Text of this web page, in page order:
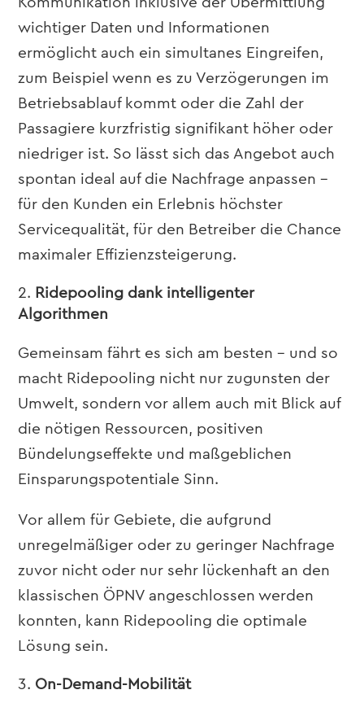
wichtiger Daten und Informationen
ermöglicht auch ein simultanes Eingreifen,
zum Beispiel wenn es zu Verzögerungen im
Betriebsablauf kommt oder die Zahl der
Passagiere kurzfristig signifikant höher oder
niedriger ist. So lässt sich das Angebot auch
spontan ideal auf die Nachfrage anpassen –
für den Kunden ein Erlebnis höchster
Servicequalität, für den Betreiber die Chance
maximaler Effizienzsteigerung.
Ridepooling dank intelligenter
Algorithmen
Gemeinsam fährt es sich am besten – und so
macht Ridepooling nicht nur zugunsten der
Umwelt, sondern vor allem auch mit Blick auf
die nötigen Ressourcen, positiven
Bündelungseffekte und maßgeblichen
Einsparungspotentiale Sinn.
Vor allem für Gebiete, die aufgrund
unregelmäßiger oder zu geringer Nachfrage
zuvor nicht oder nur sehr lückenhaft an den
klassischen ÖPNV angeschlossen werden
konnten, kann Ridepooling die optimale
Lösung sein.
On-Demand-Mobilität